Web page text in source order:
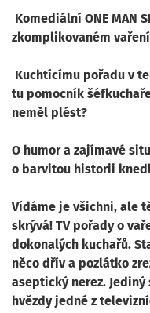
Komediální ONE MAN
zkomplikovaném
Kuchtícímu pořadu v
tu pomocník
neměl plést?
O humor a zajímavé
o barvitou historii
Vídáme je všichni, ale
skrývá! TV pořady o
dokonalých kuchařů.
něco dřív a pozlátko
aseptický nerez.
hvězdy jedné z